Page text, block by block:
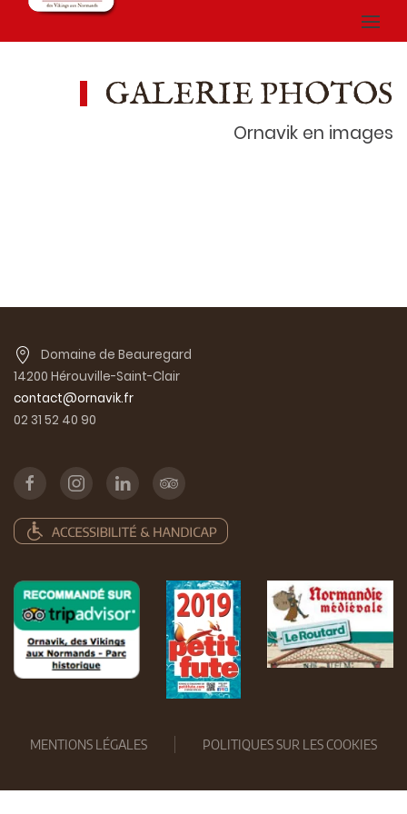
GALERIE PHOTOS
Ornavik en images
Domaine de Beauregard
14200 Hérouville-Saint-Clair
contact@ornavik.fr
02 31 52 40 90
MENTIONS LÉGALES POLITIQUES SUR LES COOKIES